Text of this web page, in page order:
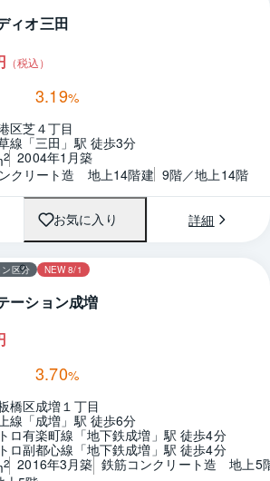
ィオ三田
（税込）
3.19%
区芝４丁目
線「三田」駅 徒歩3分
2 2004年1月築
クリート造　地上14階建 9階／地上14階
お気に入り 詳細
1 / 0 間取り
区分 NEW 8/1
ーション成増
3.70%
橋区成増１丁目
線「成増」駅 徒歩6分
ロ有楽町線「地下鉄成増」駅 徒歩4分
ロ副都心線「地下鉄成増」駅 徒歩4分
2 2016年3月築 鉄筋コンクリート造　地上5